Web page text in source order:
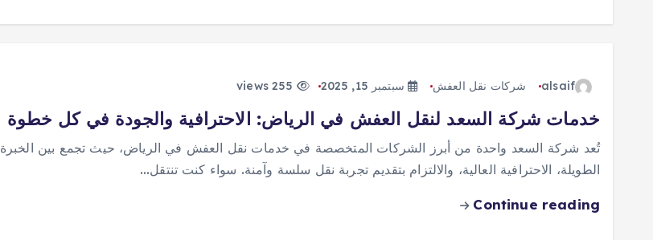
alsaif شركات نقل العفش سبتمبر 15, 2025
خدمات شركة السعد لنقل العفش في الرياض: الاحترافية والجودة في كل خطوة
تُعد شركة السعد واحدة من أبرز الشركات المتخصصة في خدمات نقل العفش في الرياض، حيث تجمع بين الخبرة
الطويلة، الاحترافية العالية، والالتزام بتقديم تجربة نقل سلسة وآمنة. سواء كنت تنتقل…
Continue reading